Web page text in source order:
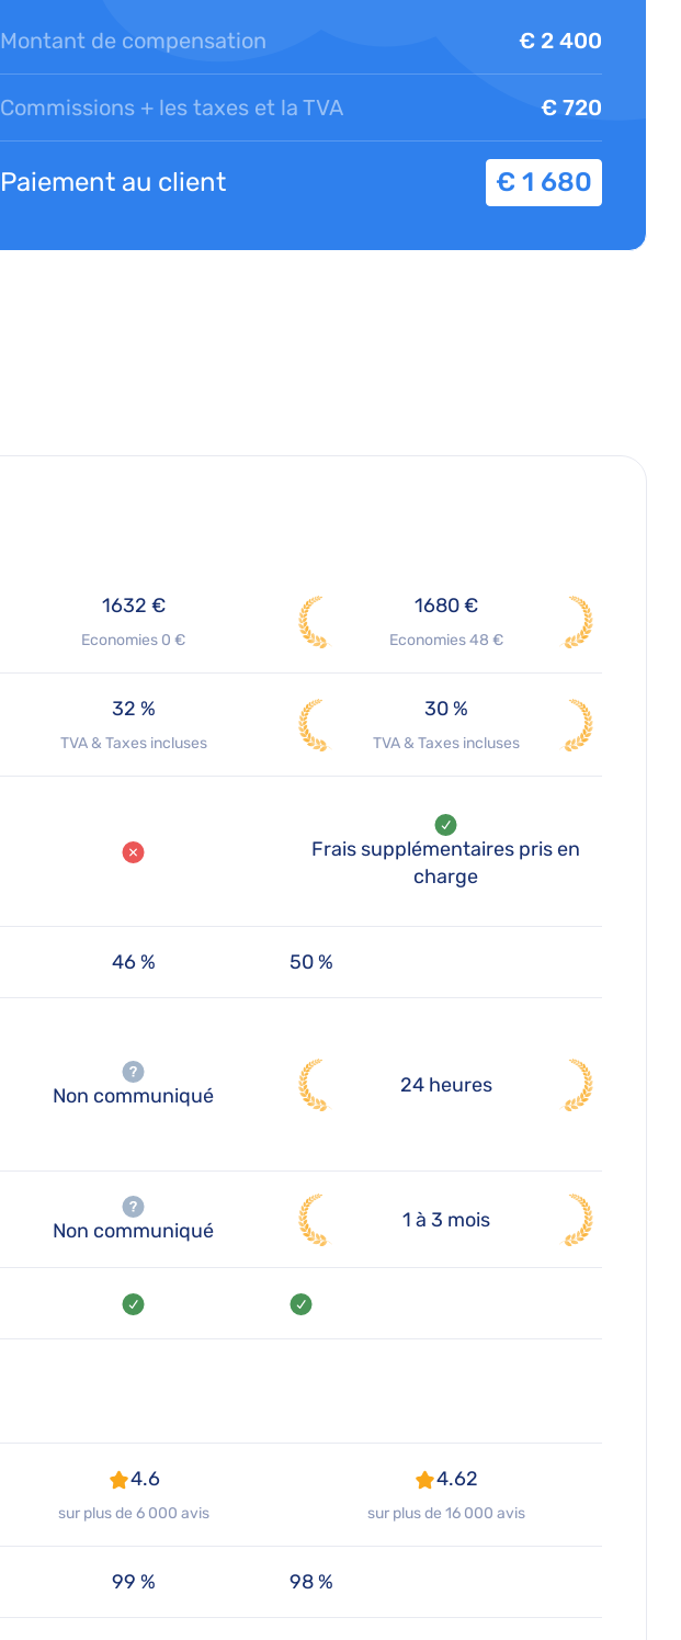
Montant de compensation € 2 400
Commissions + les taxes et la TVA € 720
Paiement au client € 1 680
1632 €
Economies 0 €
1680 €
Economies 48 €
32 %
TVA & Taxes incluses
30 %
TVA & Taxes incluses
Frais supplémentaires pris en
charge
46 % 50 %
Non communiqué 24 heures
Non communiqué 1 à 3 mois
4.6
sur plus de 6 000 avis
4.62
sur plus de 16 000 avis
99 % 98 %